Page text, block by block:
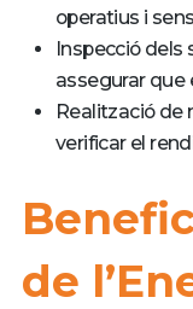
operatius i
Inspecció
assegurar
Realització de
verificar el
de